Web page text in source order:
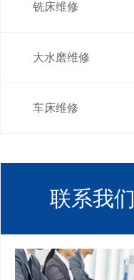
铣床维修
大水磨维修
车床维修
联系我们